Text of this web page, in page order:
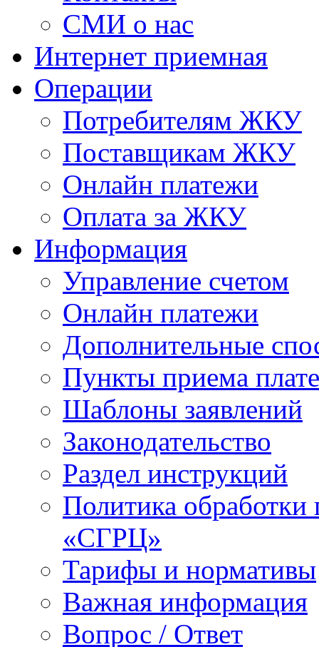
СМИ о нас
Интернет приемная
Операции
Потребителям ЖКУ
Поставщикам ЖКУ
Онлайн платежи
Оплата за ЖКУ
Информация
Управление счетом
Онлайн платежи
Дополнительные
Пункты приема
Шаблоны заявлений
Законодательство
Раздел инструкций
Политика
«СГРЦ»
Тарифы и нормативы
Важная информация
Вопрос / Ответ